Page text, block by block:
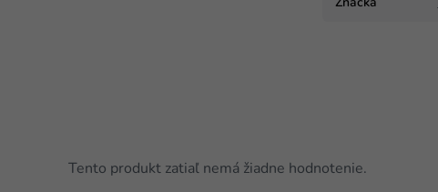
Značka
Tento produkt zatiaľ nemá žiadne hodnotenie.